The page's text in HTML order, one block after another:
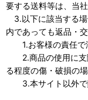
要する送料等は、当社
3.以下に該当する場
内であっても返品・
1.お客様の責任で
2.商品の使用に支
る程度の傷・破損の場
3.本サイト以外で